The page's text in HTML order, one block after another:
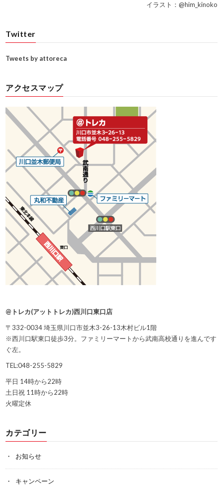
イラスト：@him_kinoko
Twitter
Tweets by attoreca
アクセスマップ
@トレカ(アットトレカ)西川口東口店
〒332-0034 埼玉県川口市並木3-26-13木村ビル1階
※西川口駅東口徒歩3分。ファミリーマートから武南高校通りを進んです
ぐ左。
TEL:048-255-5829
平日 14時から22時
土日祝 11時から22時
火曜定休
カテゴリー
お知らせ
キャンペーン